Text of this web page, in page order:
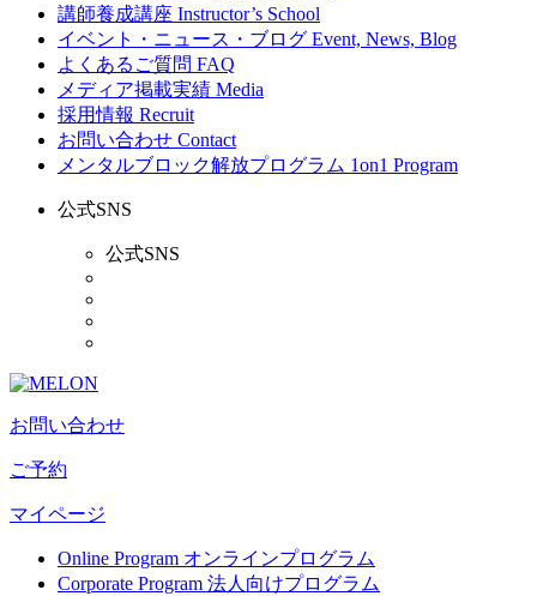
講師養成講座 Instructor’s School
イベント・ニュース・ブログ Event, News, Blog
よくあるご質問 FAQ
メディア掲載実績 Media
採用情報 Recruit
お問い合わせ Contact
メンタルブロック解放プログラム 1on1 Program
公式SNS
公式SNS
お問い合わせ
ご予約
マイページ
Online Program オンラインプログラム
Corporate Program 法人向けプログラム